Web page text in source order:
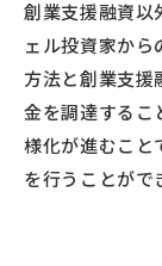
創業支援融資以
ェル投資家か
方法と創業支援
金を調達するこ
様化が進むこと
を行うことがで